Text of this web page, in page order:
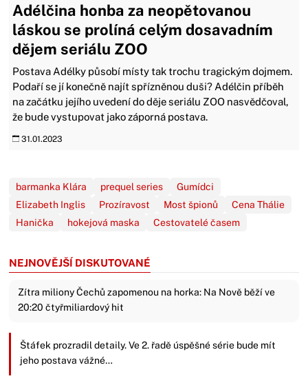
Adélčina honba za neopětovanou
láskou se prolíná celým dosavadním
dějem seriálu ZOO
Postava Adélky působí místy tak trochu tragickým dojmem.
Podaří se jí konečně najít spřízněnou duši? Adélčin příběh
na začátku jejího uvedení do děje seriálu ZOO nasvědčoval,
že bude vystupovat jako záporná postava.
31.01.2023
barmanka Klára prequel series
Gumídci
Elizabeth Inglis
Prozíravost Most špionů
Cena Thálie
Hanička
hokejová maska Cestovatelé časem
NEJNOVĚJŠÍ DISKUTOVANÉ
Zítra miliony Čechů zapomenou na horka: Na Nově běží ve
20:20 čtyřmiliardový hit
Štáfek prozradil detaily. Ve 2. řadě úspěšné série bude mít
jeho postava vážné…